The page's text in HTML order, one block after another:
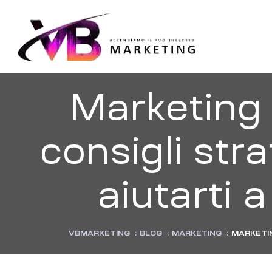
Marketing
consigli
aiutarti
VBMARKETING : BLOG : MARKETING :